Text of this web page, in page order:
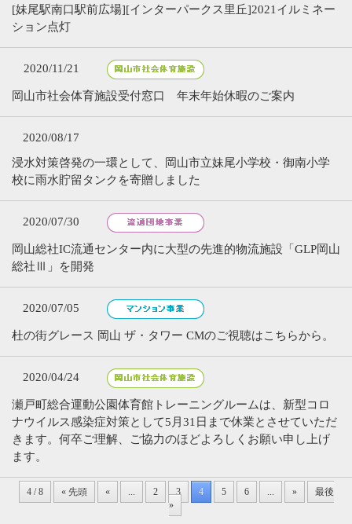
[妹尾駅南口駅前広場][インターパークス里丘]2021イルミネー
ション点灯
2020/11/21
岡山市社会体育施設受付窓口 年末年始休暇のご案内
2020/08/17
浸水対策啓発の一環として、岡山市立妹尾小学校・御南小学
校に雨水貯留タンクを寄贈しました
2020/07/30
岡山総社IC流通センター内に大型の先進的物流施設「GLP岡山
総社Ⅲ」を開発
2020/07/05
杜の街グレース 岡山 ザ・タワー CMのご視聴はこちらから。
2020/04/24
瀬戸町総合運動公園体育館トレーニングルームは、新型コロ
ナウイルス感染症対策として5月31日まで休業とさせていただ
きます。何卒ご理解、ご協力のほどよろしくお願い申し上げ
ます。
4 / 8 « 先頭 « ... 2 3 4 5 6 ... »
最後
»